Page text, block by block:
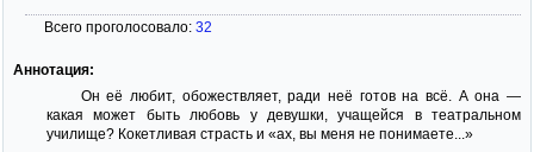
Всего проголосовало: 32
Аннотация:
Он её любит, обожествляет, ради неё готов на всё. А она —
какая может быть любовь у девушки, учащейся в театральном
училище? Кокетливая страсть и «ах, вы меня не понимаете...»